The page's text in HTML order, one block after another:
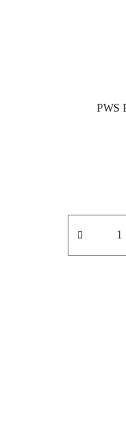
PWS